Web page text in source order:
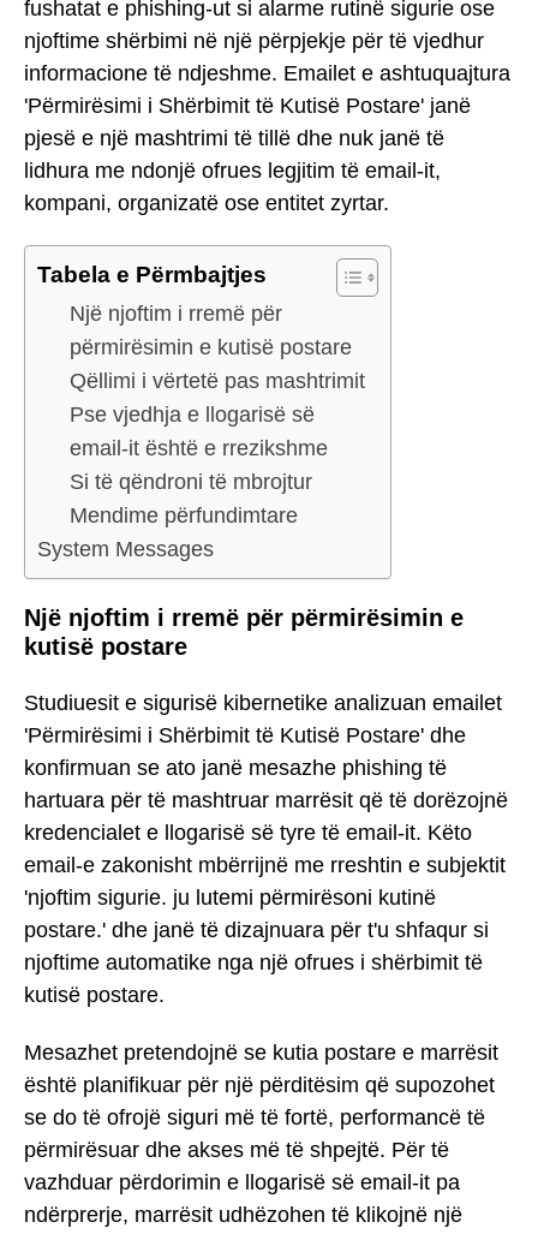
fushatat e phishing-ut si alarme rutinë sigurie ose
njoftime shërbimi në një përpjekje për të vjedhur
informacione të ndjeshme. Emailet e ashtuquajtura
'Përmirësimi i Shërbimit të Kutisë Postare' janë
pjesë e një mashtrimi të tillë dhe nuk janë të
lidhura me ndonjë ofrues legjitim të email-it,
kompani, organizatë ose entitet zyrtar.
Tabela e Përmbajtjes
Një njoftim i rremë për
përmirësimin e kutisë postare
Qëllimi i vërtetë pas mashtrimit
Pse vjedhja e llogarisë së
email-it është e rrezikshme
Si të qëndroni të mbrojtur
Mendime përfundimtare
System Messages
Një njoftim i rremë për përmirësimin e
kutisë postare
Studiuesit e sigurisë kibernetike analizuan emailet
'Përmirësimi i Shërbimit të Kutisë Postare' dhe
konfirmuan se ato janë mesazhe phishing të
hartuara për të mashtruar marrësit që të dorëzojnë
kredencialet e llogarisë së tyre të email-it. Këto
email-e zakonisht mbërrijnë me rreshtin e subjektit
'njoftim sigurie. ju lutemi përmirësoni kutinë
postare.' dhe janë të dizajnuara për t'u shfaqur si
njoftime automatike nga një ofrues i shërbimit të
kutisë postare.
Mesazhet pretendojnë se kutia postare e marrësit
është planifikuar për një përditësim që supozohet
se do të ofrojë siguri më të fortë, performancë të
përmirësuar dhe akses më të shpejtë. Për të
vazhduar përdorimin e llogarisë së email-it pa
ndërprerje, marrësit udhëzohen të klikojnë një